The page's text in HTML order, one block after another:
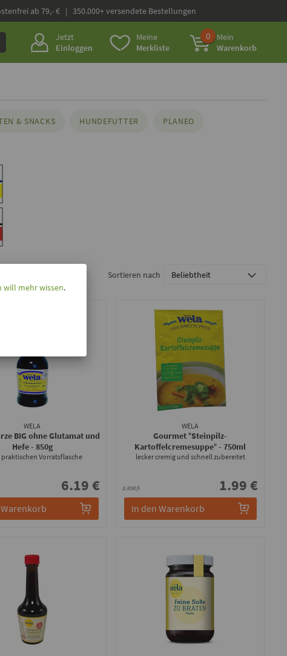
ab 79,- € | 350.000+ versendete Bestellungen
Jetzt
Einloggen
Meine
Merkliste
0
Mein
Warenkorb
& SNACKS HUNDEFUTTER PLANEO
Sortieren nach
WELA
BIG ohne Glutamat und
Hefe- 850g
praktischen Vorratsflasche
6.19 €
WELA
Gourmet °Steinpilz-
Kartoffelcremesuppe°- 750ml
lecker cremig und schnell zubereitet
2.65€/l 1.99 €
In den Warenkorb
will mehr wissen.